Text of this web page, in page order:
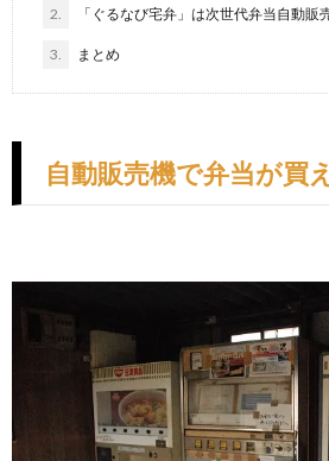
2. 「ぐるなび宅弁」は次世代弁当自動販
3. まとめ
自動販売機で弁当が買